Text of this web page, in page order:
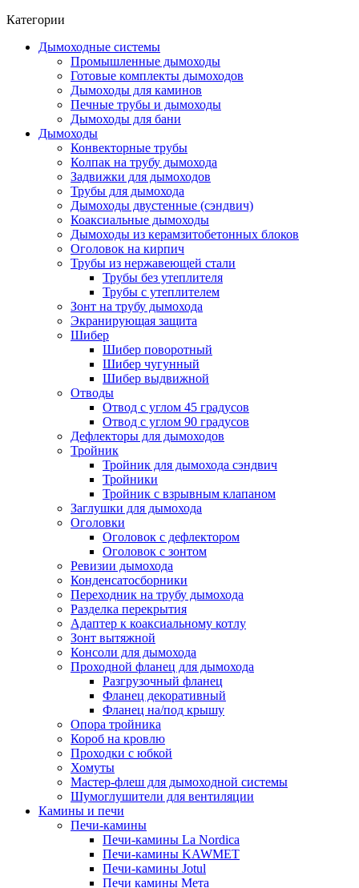
Категории
Дымоходные системы
Промышленные дымоходы
Готовые комплекты дымоходов
Дымоходы для каминов
Печные трубы и дымоходы
Дымоходы для бани
Дымоходы
Конвекторные трубы
Колпак на трубу дымохода
Задвижки для дымоходов
Трубы для дымохода
Дымоходы двустенные (сэндвич)
Коаксиальные дымоходы
Дымоходы из керамзитобетонных блоков
Оголовок на кирпич
Трубы из нержавеющей стали
Трубы без утеплителя
Трубы с утеплителем
Зонт на трубу дымохода
Экранирующая защита
Шибер
Шибер поворотный
Шибер чугунный
Шибер выдвижной
Отводы
Отвод с углом 45 градусов
Отвод с углом 90 градусов
Дефлекторы для дымоходов
Тройник
Тройник для дымохода сэндвич
Тройники
Тройник с взрывным клапаном
Заглушки для дымохода
Оголовки
Оголовок с дефлектором
Оголовок с зонтом
Ревизии дымохода
Конденсатосборники
Переходник на трубу дымохода
Разделка перекрытия
Адаптер к коаксиальному котлу
Зонт вытяжной
Консоли для дымохода
Проходной фланец для дымохода
Разгрузочный фланец
Фланец декоративный
Фланец на/под крышу
Опора тройника
Короб на кровлю
Проходки с юбкой
Хомуты
Мастер-флеш для дымоходной системы
Шумоглушители для вентиляции
Камины и печи
Печи-камины
Печи-камины La Nordica
Печи-камины KAWMET
Печи-камины Jotul
Печи камины Мета